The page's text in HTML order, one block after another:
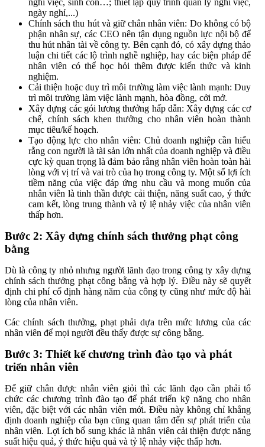
ngày nghỉ,...)
Chính sách thu hút và giữ chân nhân viên: Do không có bộ
phận nhân sự, các CEO nên tận dụng nguồn lực nội bộ để
thu hút nhân tài về công ty. Bên cạnh đó, có xây dựng thảo
luận chi tiết các lộ trình nghề nghiệp, hay các biện pháp để
nhân viên có thể học hỏi thêm được kiến thức và kinh
nghiệm.
Cải thiện hoặc duy trì môi trường làm việc lành mạnh: Duy
trì môi trường làm việc lành mạnh, hòa đồng, cởi mở.
Xây dựng các gói lương thưởng hấp dẫn: Xây dựng các cơ
chế, chính sách khen thưởng cho nhân viên hoàn thành
mục tiêu/kế hoạch.
Tạo động lực cho nhân viên: Chủ doanh nghiệp cần hiểu
rằng con người là tài sản lớn nhất của doanh nghiệp và điều
cực kỳ quan trọng là đảm bảo rằng nhân viên hoàn toàn hài
lòng với vị trí và vai trò của họ trong công ty. Một số lợi ích
tiềm năng của việc đáp ứng nhu cầu và mong muốn của
nhân viên là tinh thần được cải thiện, năng suất cao, ý thức
cam kết, lòng trung thành và tỷ lệ nhảy việc của nhân viên
thấp hơn.
Bước 2: Xây dựng chính sách thưởng phạt công
bằng
Dù là công ty nhỏ nhưng người lãnh đạo trong công ty xây dựng
chính sách thưởng phạt công bằng và hợp lý. Điều này sẽ quyết
định chi phí cố định hàng năm của công ty cũng như mức độ hài
lòng của nhân viên.
Các chính sách thưởng, phạt phải dựa trên mức lương của các
nhân viên để mọi người đều thấy được sự công bằng.
Bước 3: Thiết kế chương trình đào tạo và phát
triển nhân viên
Để giữ chân được nhân viên giỏi thì các lãnh đạo cần phải tổ
chức các chương trình đào tạo để phát triển kỹ năng cho nhân
viên, đặc biệt với các nhân viên mới. Điều này không chỉ khẳng
định doanh nghiệp của bạn cũng quan tâm đến sự phát triển của
nhân viên. Lợi ích bổ sung khác là nhân viên cải thiện được năng
suất hiệu quả, ý thức hiệu quả và tỷ lệ nhảy việc thấp hơn.